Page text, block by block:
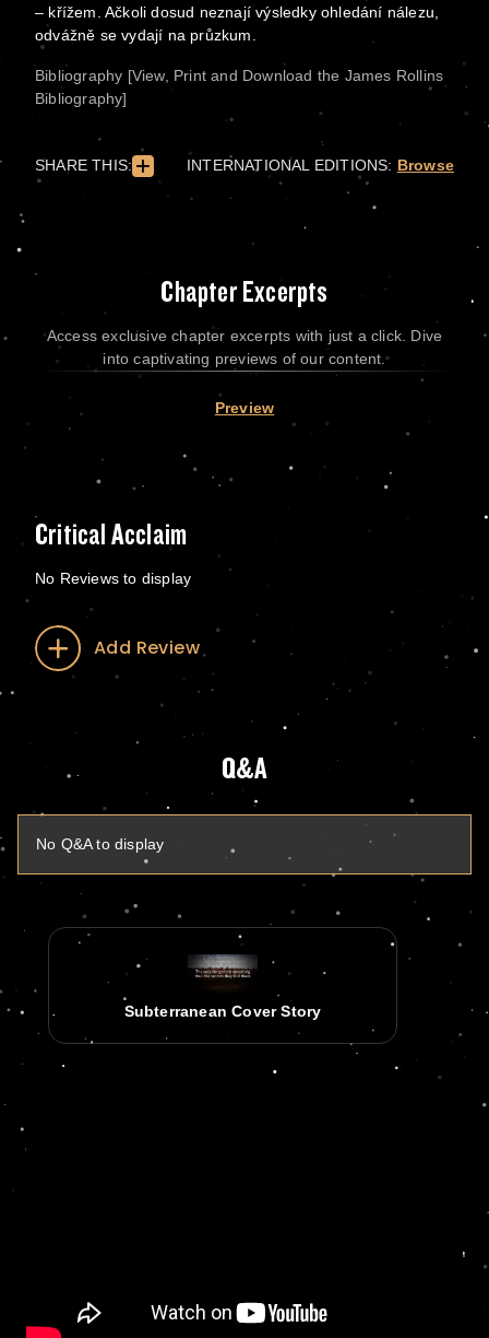
– křížem. Ačkoli dosud neznají výsledky ohledání nálezu,
odvážně se vydají na průzkum.
Bibliography [View, Print and Download the James Rollins
Bibliography]
SHARE THIS: INTERNATIONAL EDITIONS: Browse
Chapter Excerpts
Access exclusive chapter excerpts with just a click. Dive
into captivating previews of our content.
Preview
Critical Acclaim
No Reviews to display
Add Review
Q&A
No Q&A to display
Subterranean Cover Story